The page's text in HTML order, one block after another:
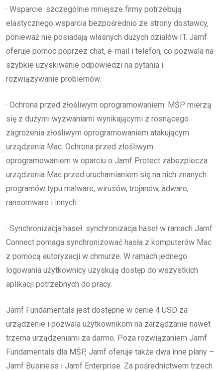
· Wsparcie: szczególnie mniejsze firmy potrzebują
elastycznego wsparcia bezpośrednio ze strony dostawcy,
ponieważ nie posiadają własnych dużych działów IT. Jamf
oferuje pomoc poprzez chat, e-mail i telefon, co pozwala na
szybkie uzyskiwanie odpowiedzi na pytania i
rozwiązywanie problemów.
· Ochrona przed złośliwym oprogramowaniem: MŚP mierzą
się z dużymi wyzwaniami wynikającymi z rosnącego
zagrożenia złośliwym oprogramowaniem atakującym
urządzenia Mac. Ochrona przed złośliwym
oprogramowaniem w oparciu o Jamf Protect zabezpiecza
urządzenia Mac przed uruchamianiem się na nich znanych
programów typu malware, wirusów, trojanów, adware,
ransomware i innych.
· Synchronizacja haseł: synchronizacja haseł w ramach Jamf
Connect pomaga synchronizować hasła z komputerów Mac
z pomocą autoryzacji w chmurze. W ramach jednego
logowania użytkownicy uzyskują dostęp do wszystkich
aplikacji potrzebnych do pracy.
Jamf Fundamentals jest dostępne w cenie 4 USD za
urządzenie i pozwala użytkownikom na zarządzanie nawet
trzema urządzeniami za darmo. Poza rozwiązaniem Jamf
Fundamentals dla MŚP, Jamf oferuje także dwa inne plany –
Jamf Business i Jamf Enterprise. Za pośrednictwem trzech